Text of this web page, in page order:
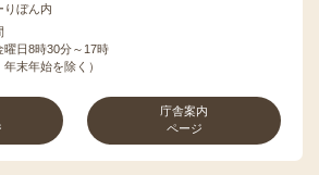
りぼん内
曜日8時30分～17時
年末年始を除く）
庁舎案内
ページ